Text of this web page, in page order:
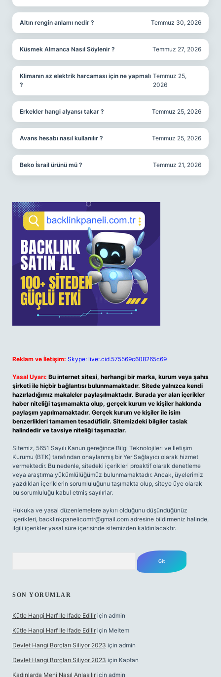
Altın rengin anlamı nedir ? Temmuz 30, 2026
Küsmek Almanca Nasıl Söylenir ? Temmuz 27, 2026
Klimanın az elektrik harcaması için ne yapmalı
?
Temmuz 25,
2026
Erkekler hangi alyansı takar ? Temmuz 25, 2026
Avans hesabı nasıl kullanılır ? Temmuz 25, 2026
Beko İsrail ürünü mü ? Temmuz 21, 2026
Reklam ve İletişim: Skype: live:.cid.575569c608265c69
Yasal Uyarı: Bu internet sitesi, herhangi bir marka, kurum veya şahıs
şirketi ile hiçbir bağlantısı bulunmamaktadır. Sitede yalnızca kendi
hazırladığımız makaleler paylaşılmaktadır. Burada yer alan içerikler
haber niteliği taşımamakta olup, gerçek kurum ve kişiler hakkında
paylaşım yapılmamaktadır. Gerçek kurum ve kişiler ile isim
benzerlikleri tamamen tesadüfidir. Sitemizdeki bilgiler taslak
halindedir ve tavsiye niteliği taşımazlar.
Sitemiz, 5651 Sayılı Kanun gereğince Bilgi Teknolojileri ve İletişim
Kurumu (BTK) tarafından onaylanmış bir Yer Sağlayıcı olarak hizmet
vermektedir. Bu nedenle, sitedeki içerikleri proaktif olarak denetleme
veya araştırma yükümlülüğümüz bulunmamaktadır. Ancak, üyelerimiz
yazdıkları içeriklerin sorumluluğunu taşımakta olup, siteye üye olarak
bu sorumluluğu kabul etmiş sayılırlar.
Hukuka ve yasal düzenlemelere aykırı olduğunu düşündüğünüz
içerikleri, backlinkpanelicomtr@gmail.com adresine bildirmeniz halinde,
ilgili içerikler yasal süre içerisinde sitemizden kaldırılacaktır.
SON YORUMLAR
Kütle Hangi Harf Ile Ifade Edilir için admin
Kütle Hangi Harf Ile Ifade Edilir için Meltem
Devlet Hangi Borçları Siliyor 2023 için admin
Devlet Hangi Borçları Siliyor 2023 için Kaptan
Kadınlarda Meni Nasıl Anlaşılır için admin